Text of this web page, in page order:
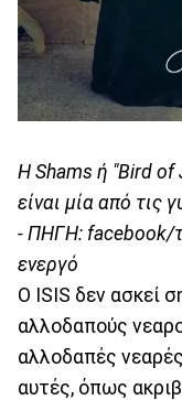
H Shams ή "Bird of
είναι μία από τις
- ΠΗΓΗ: facebook/
ενεργό
Ο ISIS δεν ασκεί
αλλοδαπούς
αλλοδαπές
αυτές, όπως